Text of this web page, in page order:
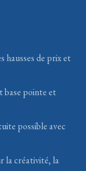
hausses de prix et
base pointe et
possible avec
la créativité, la